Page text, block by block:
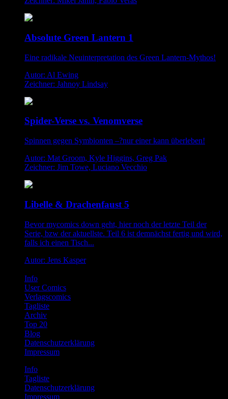
Absolute Green Lantern 1
Eine radikale Neuinterpretation des Green Lantern-Mythos!
Autor: Al Ewing
Zeichner: Jahnoy Lindsay
Spider-Verse vs. Venomverse
Spinnen gegen Symbionten –?nur einer kann überleben!
Autor: Mat Groom, Kyle Higgins, Greg Pak
Zeichner: Jim Towe, Luciano Vecchio
Libelle & Drachenfaust 5
Bevor mycomics down geht, hier noch der letzte Teil der
Serie, bzw der aktuellste. Teil 6 ist demnächst fertig und wird,
falls ich einen Tisch...
Autor: Jens Kasper
Info
User Comics
Verlagscomics
Tagliste
Archiv
Top 20
Blog
Datenschutzerklärung
Impressum
Info
Tagliste
Datenschutzerklärung
Impressum